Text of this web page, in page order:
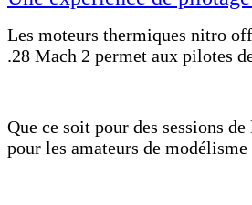
Les moteurs thermiques nitro
.28 Mach 2 permet aux pilotes
Que ce soit pour des sessions
pour les amateurs de